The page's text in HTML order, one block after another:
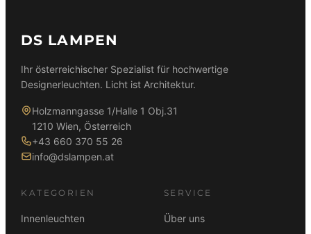
DS LAMPEN
Ihr österreichischer Spezialist für hochwertige
Designerleuchten. Licht ist Architektur.
Holzmanngasse 1/Halle 1 Obj.31
1210 Wien, Österreich
+43 660 370 55 26
info@dslampen.at
KATEGORIEN
Innenleuchten
SERVICE
Über uns